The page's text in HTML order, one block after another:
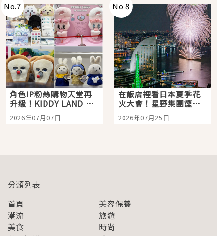
No.7
角色IP粉絲購物天堂再
升級！KIDDY LAND 原
宿店吉伊卡哇迎客，新
開幕 OMOKADO 店3分
2026年07月07日
No.8
在飯店裡看日本夏季花
火大會！星野集團煙火
景觀飯店6選，讓你不用
人擠人悠閒欣賞
2026年07月25日
分類列表
首頁
美容保養
潮流
旅遊
美食
時尚